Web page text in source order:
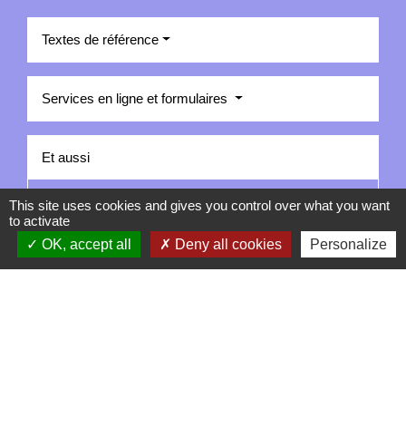
Textes de référence
Services en ligne et formulaires
Et aussi
Déclaration de travaux à proximité de réseaux (DT-
DICT)
Secteurs d'activité
This site uses cookies and gives you control over what you want
to activate
OK, accept all
Deny all cookies Personalize